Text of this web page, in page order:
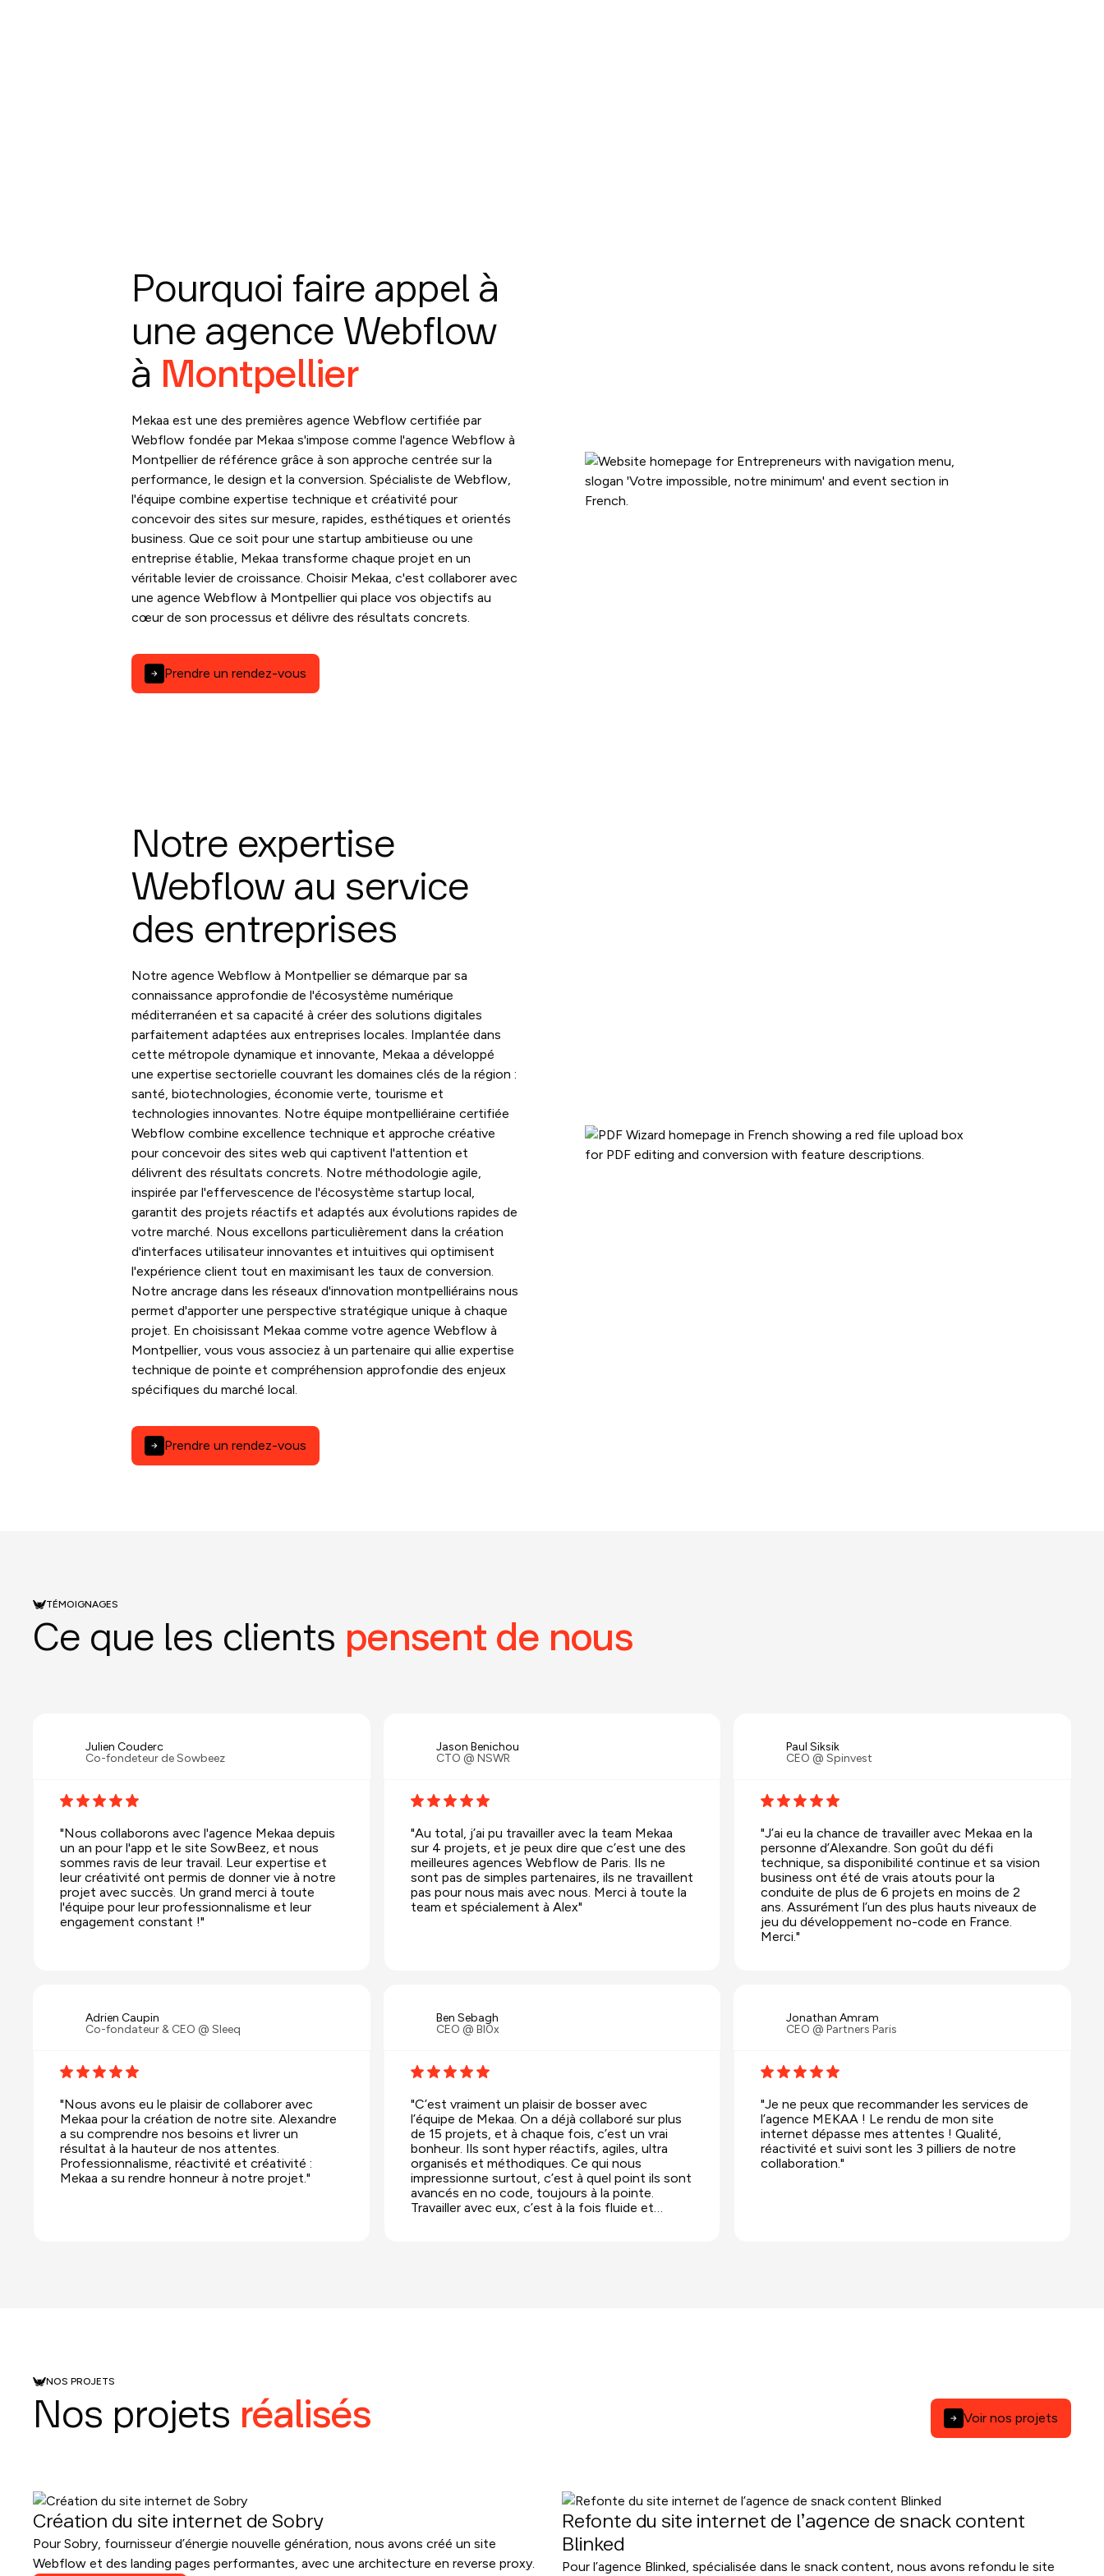
Pourquoi faire appel à
une agence Webflow
à Montpellier
Mekaa est une des premières agence Webflow certifiée par
Webflow fondée par Mekaa s'impose comme l'agence Webflow à
Montpellier de référence grâce à son approche centrée sur la
performance, le design et la conversion. Spécialiste de Webflow,
l'équipe combine expertise technique et créativité pour
concevoir des sites sur mesure, rapides, esthétiques et orientés
business. Que ce soit pour une startup ambitieuse ou une
entreprise établie, Mekaa transforme chaque projet en un
véritable levier de croissance. Choisir Mekaa, c'est collaborer avec
une agence Webflow à Montpellier qui place vos objectifs au
cœur de son processus et délivre des résultats concrets.
Prendre un rendez-vous
Notre expertise
Webflow au service
des entreprises
Notre agence Webflow à Montpellier se démarque par sa
connaissance approfondie de l'écosystème numérique
méditerranéen et sa capacité à créer des solutions digitales
parfaitement adaptées aux entreprises locales. Implantée dans
cette métropole dynamique et innovante, Mekaa a développé
une expertise sectorielle couvrant les domaines clés de la région :
santé, biotechnologies, économie verte, tourisme et
technologies innovantes. Notre équipe montpelliéraine certifiée
Webflow combine excellence technique et approche créative
pour concevoir des sites web qui captivent l'attention et
délivrent des résultats concrets. Notre méthodologie agile,
inspirée par l'effervescence de l'écosystème startup local,
garantit des projets réactifs et adaptés aux évolutions rapides de
votre marché. Nous excellons particulièrement dans la création
d'interfaces utilisateur innovantes et intuitives qui optimisent
l'expérience client tout en maximisant les taux de conversion.
Notre ancrage dans les réseaux d'innovation montpelliérains nous
permet d'apporter une perspective stratégique unique à chaque
projet. En choisissant Mekaa comme votre agence Webflow à
Montpellier, vous vous associez à un partenaire qui allie expertise
technique de pointe et compréhension approfondie des enjeux
spécifiques du marché local.
Prendre un rendez-vous
TÉMOIGNAGES
Ce que les clients pensent de nous
Julien Couderc
Co-fondeteur de Sowbeez
"Nous collaborons avec l'agence Mekaa depuis
un an pour l'app et le site SowBeez, et nous
sommes ravis de leur travail. Leur expertise et
leur créativité ont permis de donner vie à notre
projet avec succès. Un grand merci à toute
l'équipe pour leur professionnalisme et leur
engagement constant !"
Jason Benichou
CTO @ NSWR
"Au total, j’ai pu travailler avec la team Mekaa
sur 4 projets, et je peux dire que c’est une des
meilleures agences Webflow de Paris. Ils ne
sont pas de simples partenaires, ils ne travaillent
pas pour nous mais avec nous. Merci à toute la
team et spécialement à Alex"
Paul Siksik
CEO @ Spinvest
"J’ai eu la chance de travailler avec Mekaa en la
personne d’Alexandre. Son goût du défi
technique, sa disponibilité continue et sa vision
business ont été de vrais atouts pour la
conduite de plus de 6 projets en moins de 2
ans. Assurément l’un des plus hauts niveaux de
jeu du développement no-code en France.
Merci."
Adrien Caupin
Co-fondateur & CEO @ Sleeq
"Nous avons eu le plaisir de collaborer avec
Mekaa pour la création de notre site. Alexandre
a su comprendre nos besoins et livrer un
résultat à la hauteur de nos attentes.
Professionnalisme, réactivité et créativité :
Mekaa a su rendre honneur à notre projet."
Ben Sebagh
CEO @ Bl0x
"C’est vraiment un plaisir de bosser avec
l’équipe de Mekaa. On a déjà collaboré sur plus
de 15 projets, et à chaque fois, c’est un vrai
bonheur. Ils sont hyper réactifs, agiles, ultra
organisés et méthodiques. Ce qui nous
impressionne surtout, c’est à quel point ils sont
avancés en no code, toujours à la pointe.
Travailler avec eux, c’est à la fois fluide et
Jonathan Amram
CEO @ Partners Paris
"Je ne peux que recommander les services de
l’agence MEKAA ! Le rendu de mon site
internet dépasse mes attentes ! Qualité,
réactivité et suivi sont les 3 pilliers de notre
collaboration."
NOS PROJETS
Nos projets réalisés Voir nos projets
Création du site internet de Sobry
Pour Sobry, fournisseur d’énergie nouvelle génération, nous avons créé un site
Webflow et des landing pages performantes, avec une architecture en reverse proxy.
Refonte du site internet de l’agence de snack content
Blinked
Pour l’agence Blinked, spécialisée dans le snack content, nous avons refondu le site